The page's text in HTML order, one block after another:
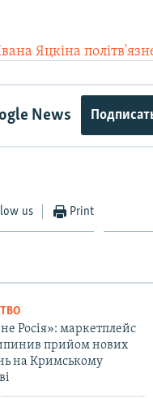
Яцкіна
News
us Print
Росія»: маркетплейс
прийом нових
на Кримському